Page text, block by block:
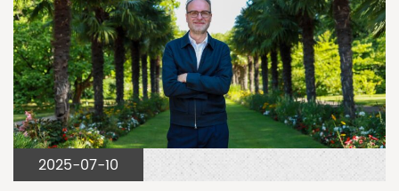
2025-07-10